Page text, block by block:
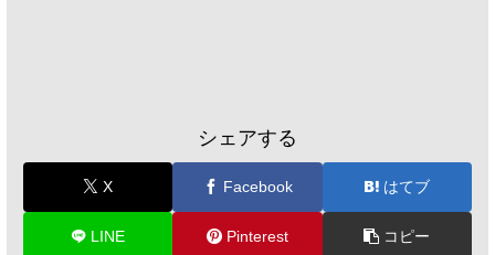
シェアする
X Facebook はてブ
LINE Pinterest コピー